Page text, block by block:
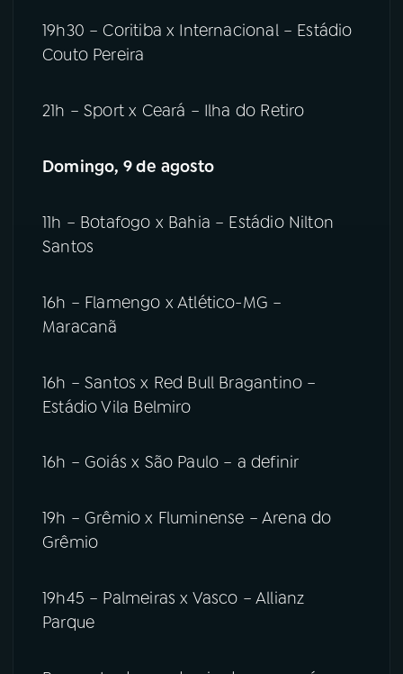
19h30 – Coritiba x Internacional – Estádio
Couto Pereira
21h – Sport x Ceará – Ilha do Retiro
Domingo, 9 de agosto
11h – Botafogo x Bahia – Estádio Nilton
Santos
16h – Flamengo x Atlético-MG –
Maracanã
16h – Santos x Red Bull Bragantino –
Estádio Vila Belmiro
16h – Goiás x São Paulo – a definir
19h – Grêmio x Fluminense – Arena do
Grêmio
19h45 – Palmeiras x Vasco – Allianz
Parque